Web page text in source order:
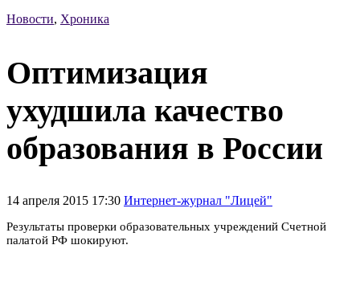
Новости, Хроника
Оптимизация
ухудшила качество
образования в России
14 апреля 2015 17:30 Интернет-журнал "Лицей"
Результаты проверки образовательных учреждений Счетной
палатой РФ шокируют.